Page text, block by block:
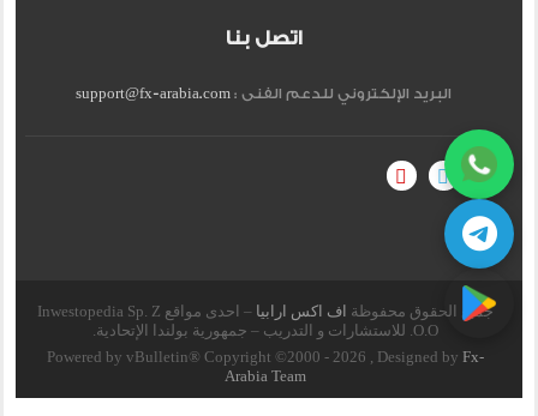
اتصل بنا
البريد الإلكتروني للدعم الفنى :support@fx-arabia.com
جميع الحقوق محفوظة اف اكس ارابيا
– احدى مواقع Inwestopedia Sp. Z
O.O. للاستشارات و التدريب – جمهورية بولندا الإتحادية.
Powered by vBulletin® Copyright ©2000 - 2026 , Designed byFx-
Arabia Team